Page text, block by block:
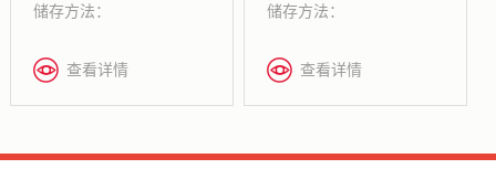
储存方法：
查看详情
储存方法：
查看详情